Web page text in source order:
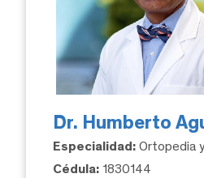
Dr. Humberto
Especialidad: Ortopedia
Cédula: 1830144